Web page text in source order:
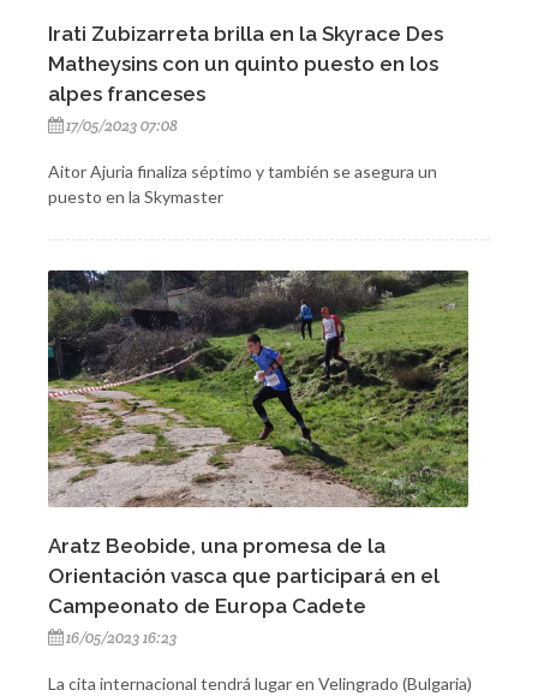
Irati Zubizarreta brilla en la Skyrace Des
Matheysins con un quinto puesto en los
alpes franceses
17/05/2023 07:08
Aitor Ajuria finaliza séptimo y también se asegura un
puesto en la Skymaster
Aratz Beobide, una promesa de la
Orientación vasca que participará en el
Campeonato de Europa Cadete
16/05/2023 16:23
La cita internacional tendrá lugar en Velingrado (Bulgaria)